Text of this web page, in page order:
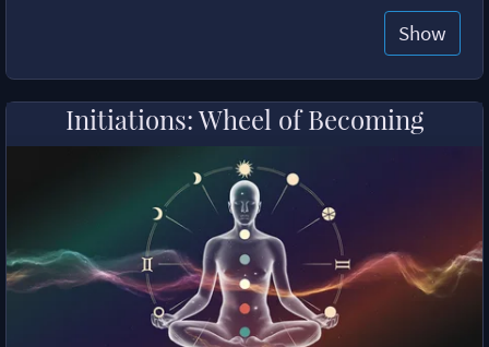
Show
Initiations: Wheel of Becoming